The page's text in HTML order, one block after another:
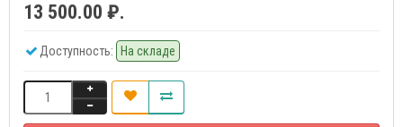
13 500.00 ₽.
Доступность: На складе